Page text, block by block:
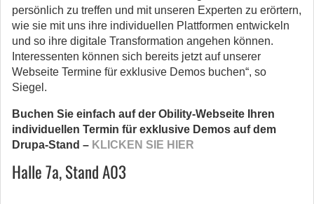
persönlich zu treffen und mit unseren Experten zu erörtern,
wie sie mit uns ihre individuellen Plattformen entwickeln
und so ihre digitale Transformation angehen können.
Interessenten können sich bereits jetzt auf unserer
Webseite Termine für exklusive Demos buchen“, so
Siegel.
Buchen Sie einfach auf der Obility-Webseite Ihren
individuellen Termin für exklusive Demos auf dem
Drupa-Stand – KLICKEN SIE HIER
Halle 7a, Stand A03